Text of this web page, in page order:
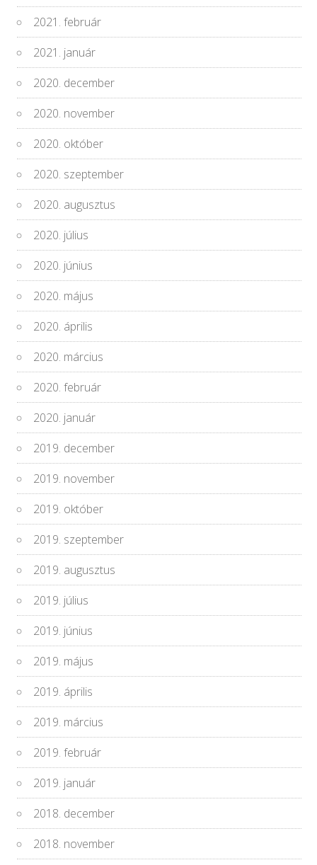
2021. február
2021. január
2020. december
2020. november
2020. október
2020. szeptember
2020. augusztus
2020. július
2020. június
2020. május
2020. április
2020. március
2020. február
2020. január
2019. december
2019. november
2019. október
2019. szeptember
2019. augusztus
2019. július
2019. június
2019. május
2019. április
2019. március
2019. február
2019. január
2018. december
2018. november